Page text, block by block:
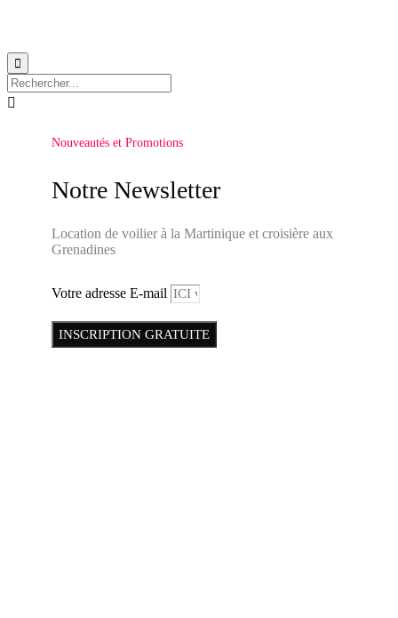


Nouveautés et Promotions
Notre Newsletter
Location de voilier à la Martinique et croisière aux
Grenadines
Votre adresse E-mail
INSCRIPTION GRATUITE